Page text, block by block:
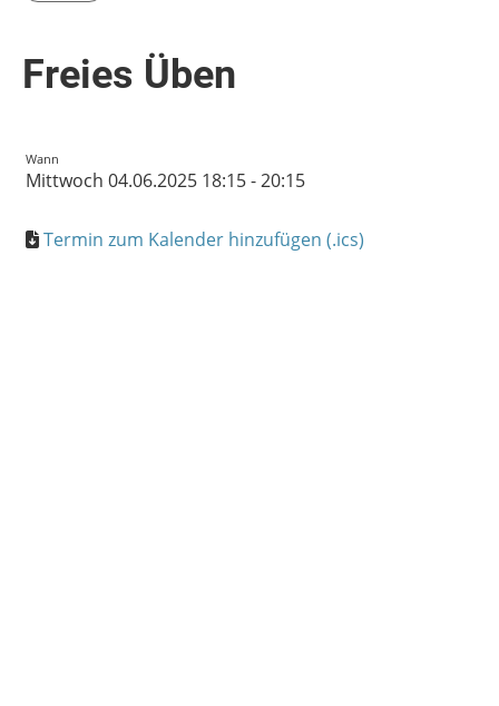
Freies Üben
Wann
Mittwoch 04.06.2025 18:15 - 20:15
Termin zum Kalender hinzufügen (.ics)